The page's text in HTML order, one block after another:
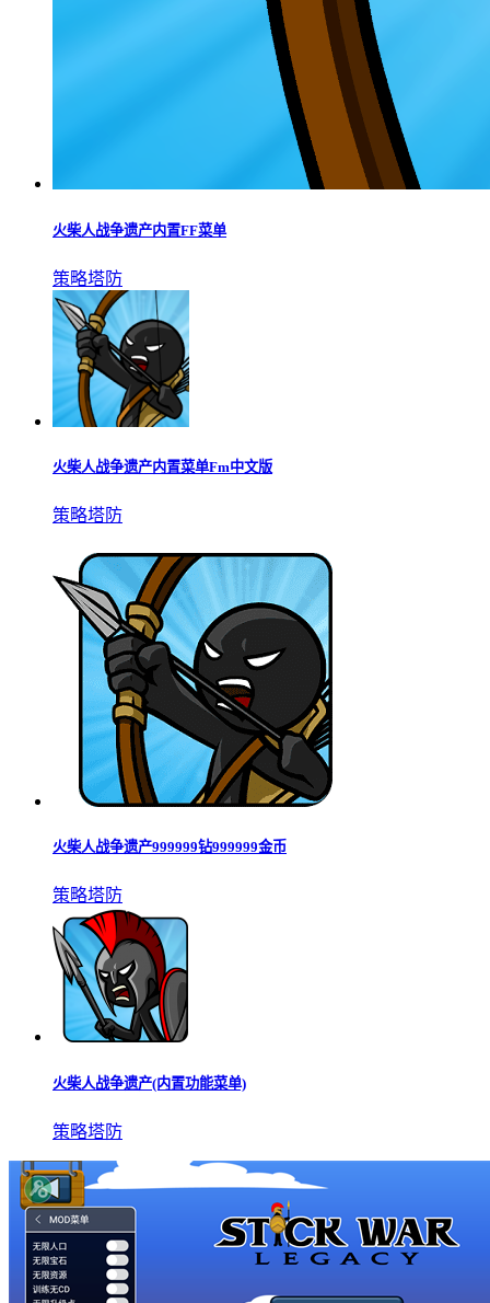
火柴人战争遗产内置FF菜单
策略塔防
火柴人战争遗产内置菜单Fm中文版
策略塔防
火柴人战争遗产999999钻999999金币
策略塔防
火柴人战争遗产(内置功能菜单)
策略塔防